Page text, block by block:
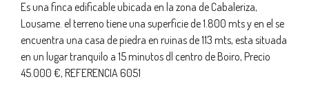
Es una finca edificable ubicada en la zona de Cabaleriza,
Lousame. el terreno tiene una superficie de 1.800 mts y en el se
encuentra una casa de piedra en ruinas de 113 mts, esta situada
en un lugar tranquilo a 15 minutos dl centro de Boiro, Precio
45.000 €, REFERENCIA 6051